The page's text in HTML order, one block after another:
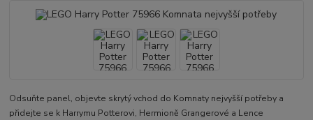
Odsuňte panel, objevte skrytý vchod do Komnaty nejvyšší potřeby a
přidejte se k Harrymu Potterovi, Hermioně Grangerové a Lence